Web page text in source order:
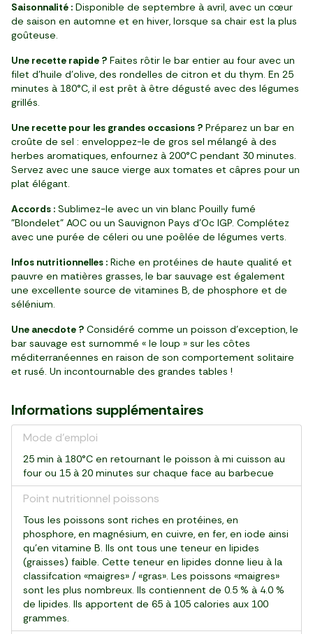
Saisonnalité : Disponible de septembre à avril, avec un cœur
de saison en automne et en hiver, lorsque sa chair est la plus
goûteuse.
Une recette rapide ? Faites rôtir le bar entier au four avec un
filet d’huile d’olive, des rondelles de citron et du thym. En 25
minutes à 180°C, il est prêt à être dégusté avec des légumes
grillés.
Une recette pour les grandes occasions ? Préparez un bar en
croûte de sel : enveloppez-le de gros sel mélangé à des
herbes aromatiques, enfournez à 200°C pendant 30 minutes.
Servez avec une sauce vierge aux tomates et câpres pour un
plat élégant.
Accords : Sublimez-le avec un vin blanc Pouilly fumé
"Blondelet" AOC ou un Sauvignon Pays d’Oc IGP. Complétez
avec une purée de céleri ou une poêlée de légumes verts.
Infos nutritionnelles : Riche en protéines de haute qualité et
pauvre en matières grasses, le bar sauvage est également
une excellente source de vitamines B, de phosphore et de
sélénium.
Une anecdote ? Considéré comme un poisson d’exception, le
bar sauvage est surnommé « le loup » sur les côtes
méditerranéennes en raison de son comportement solitaire
et rusé. Un incontournable des grandes tables !
Informations supplémentaires
Mode d'emploi
25 min à 180°C en retournant le poisson à mi cuisson au
four ou 15 à 20 minutes sur chaque face au barbecue
Point nutritionnel poissons
Tous les poissons sont riches en protéines, en
phosphore, en magnésium, en cuivre, en fer, en iode ainsi
qu’en vitamine B. Ils ont tous une teneur en lipides
(graisses) faible. Cette teneur en lipides donne lieu à la
classifcation «maigres» / «gras». Les poissons «maigres»
sont les plus nombreux. Ils contiennent de 0.5 % à 4.0 %
de lipides. Ils apportent de 65 à 105 calories aux 100
grammes.